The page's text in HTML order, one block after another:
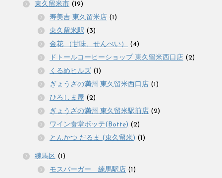
東久留米市 (19)
寿美吉 東久留米店 (1)
東久留米駅 (3)
金花 （甘味、せんべい）
(4)
ドトールコーヒーショップ 東久留米西口店 (2)
くるめヒルズ (1)
ぎょうざの満州 東久留米西口店 (1)
ひろしま屋 (2)
ぎょうざの満州 東久留米駅前店 (2)
ワイン食堂ボッテ(Botte) (2)
とんかつ だるま (東久留米) (1)
練馬区 (1)
モスバーガー 練馬駅店 (1)